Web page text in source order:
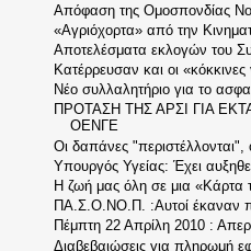
Απόφαση της Ομοσπονδίας
«Αγριόχορτα» από την
Αποτελέσματα εκλογών του
Κατέρρευσαν και οι
Νέο συλλαλητήριο για το
ΠΡΟΤΑΣΗ ΤΗΣ ΑΡΣΙ ΓΙΑ
ΟΕΝΓΕ
Οι δαπάνες "περιστέλλονται",
Υπουργός Υγείας: Έχει
Η ζωή μας όλη σε μια «Κάρτα
ΠΑ.Σ.Ο.ΝΟ.Π. :Αυτοί έκαναν
Πέμπτη 22 Απρίλη 2010 :
Διαβεβαιώσεις για πληρωμή